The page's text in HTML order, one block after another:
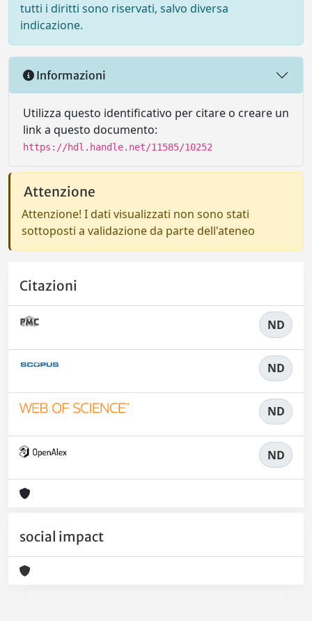
tutti i diritti sono riservati, salvo diversa
indicazione.
Informazioni
Utilizza questo identificativo per citare o creare un
link a questo documento:
https://hdl.handle.net/11585/10252
Attenzione
Attenzione! I dati visualizzati non sono stati
sottoposti a validazione da parte dell'ateneo
Citazioni
ND
ND
ND
ND
social impact